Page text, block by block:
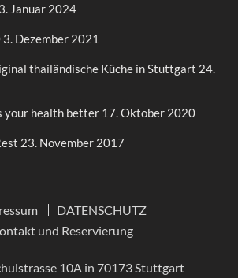
Januar 2024
3. Dezember 2021
thailändische Küche in Stuttgart 24.
your health better 17. Oktober 2020
23. November 2017
DATENSCHUTZ
und Reservierung
10A in 70173 Stuttgart